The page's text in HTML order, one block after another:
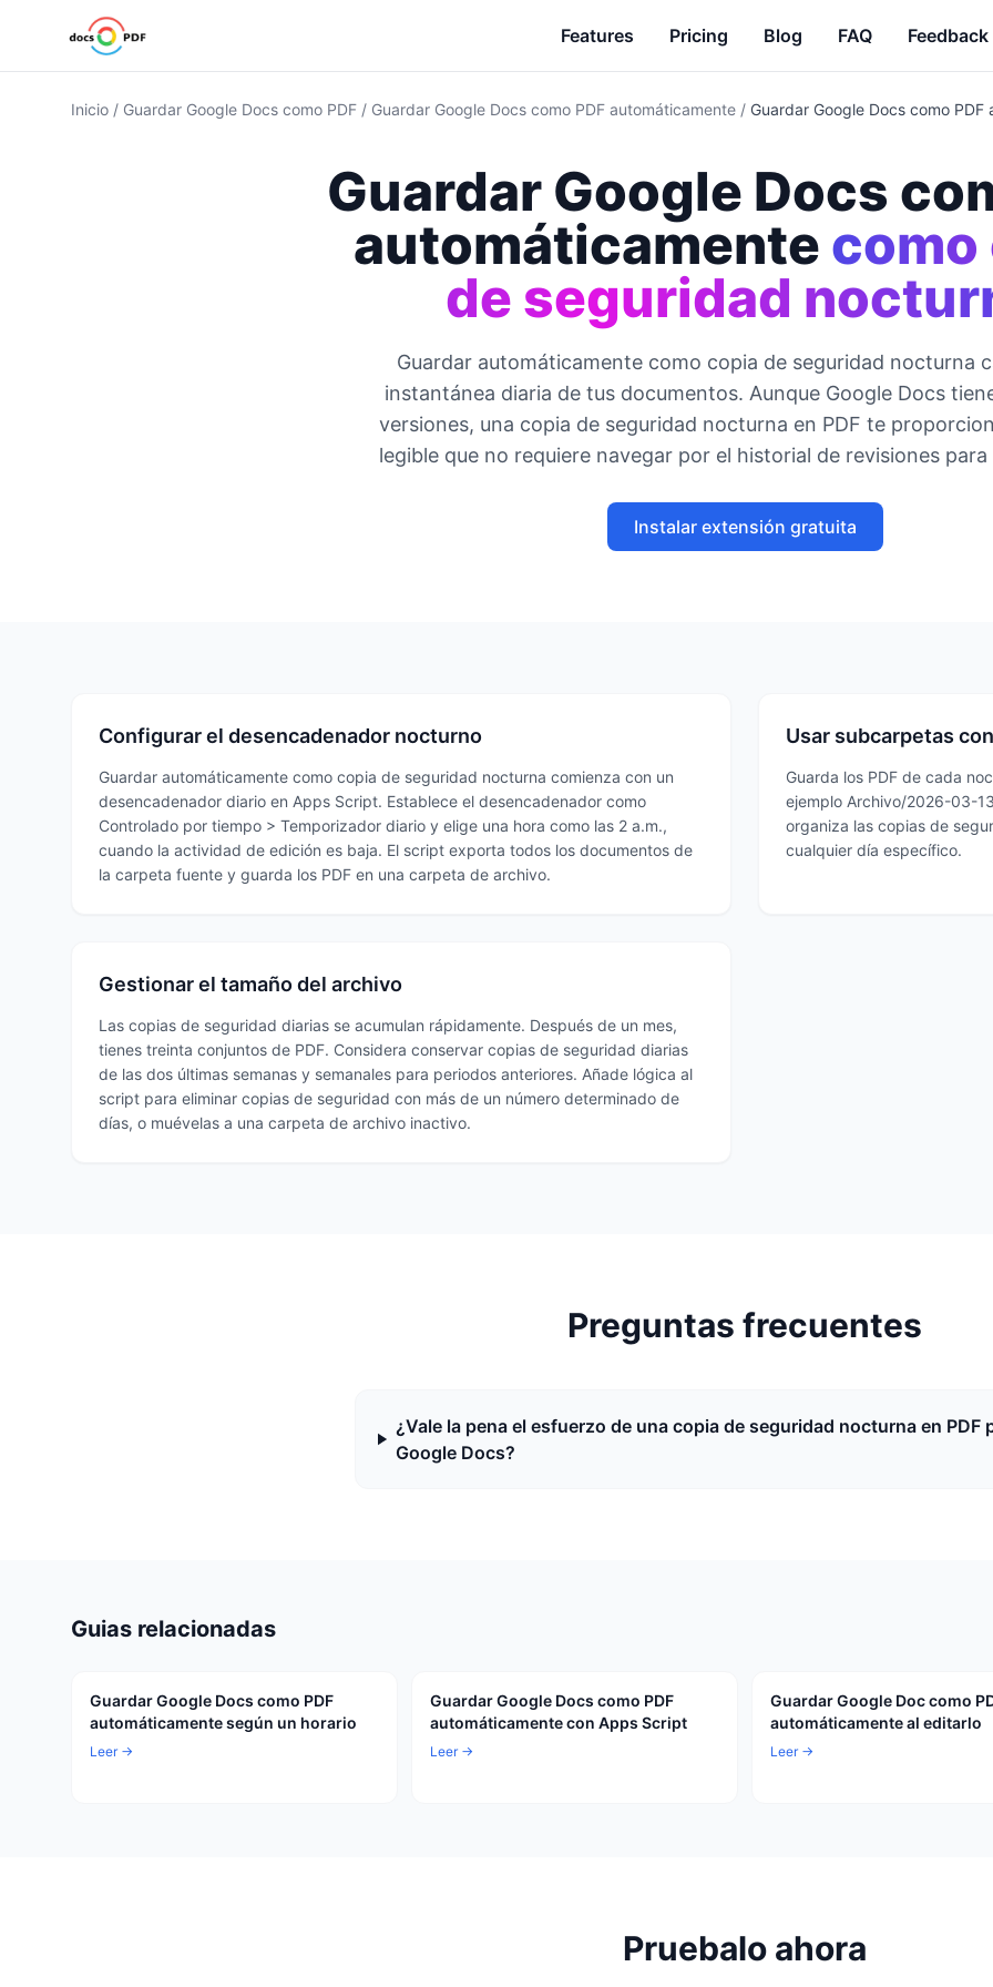
Features Pricing Blog FAQ Feedback
Inicio / Guardar Google Docs como PDF / Guardar Google Docs como PDF automáticamente / Guardar Google Docs como
Guardar Google Docs
automáticamente
de seguridad
Guardar automáticamente como copia de seguridad nocturna
instantánea diaria de tus documentos. Aunque Google Docs
versiones, una copia de seguridad nocturna en PDF te
legible que no requiere navegar por el historial de revisiones para
Instalar extensión gratuita
Configurar el desencadenador nocturno
Guardar automáticamente como copia de seguridad nocturna comienza con un
desencadenador diario en Apps Script. Establece el desencadenador como
Controlado por tiempo > Temporizador diario y elige una hora como las 2 a.m.,
cuando la actividad de edición es baja. El script exporta todos los documentos de
la carpeta fuente y guarda los PDF en una carpeta de archivo.
Usar subcarpetas
Guarda los PDF de cada
ejemplo Archivo/2026-03-
organiza las copias de
cualquier día específico.
Gestionar el tamaño del archivo
Las copias de seguridad diarias se acumulan rápidamente. Después de un mes,
tienes treinta conjuntos de PDF. Considera conservar copias de seguridad diarias
de las dos últimas semanas y semanales para periodos anteriores. Añade lógica al
script para eliminar copias de seguridad con más de un número determinado de
días, o muévelas a una carpeta de archivo inactivo.
Preguntas frecuentes
¿Vale la pena el esfuerzo de una copia de seguridad nocturna en PDF
Google Docs?
Guias relacionadas
Guardar Google Docs como PDF
automáticamente según un horario
Leer →
Guardar Google Docs como PDF
automáticamente con Apps Script
Leer →
Guardar Google Doc como
automáticamente al editarlo
Leer →
Pruebalo ahora